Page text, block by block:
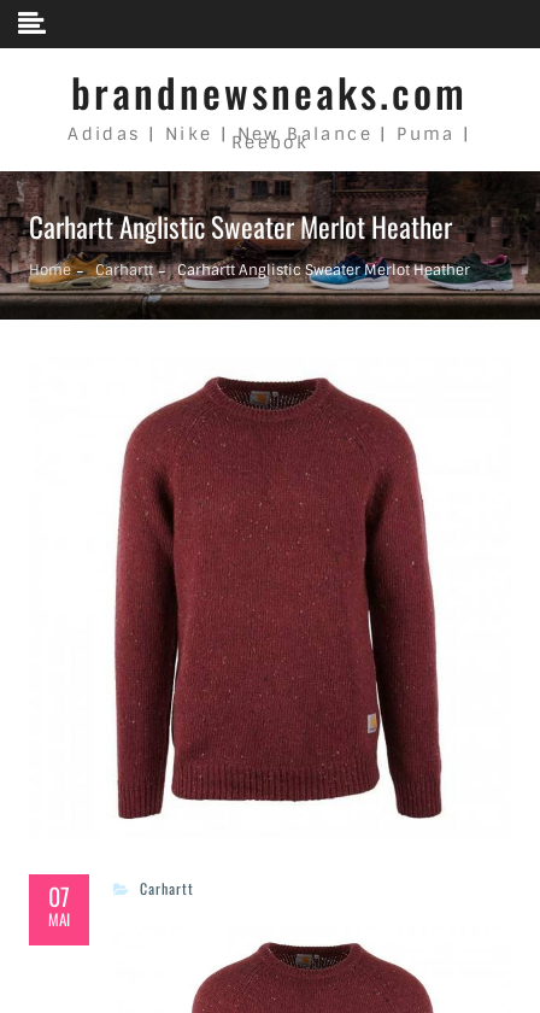
Skip to content
brandnewsneaks.com
Adidas | Nike | New Balance | Puma |
Reebok
Carhartt Anglistic Sweater Merlot Heather
Home Carhartt Carhartt Anglistic Sweater Merlot Heather
07
MAI
Carhartt